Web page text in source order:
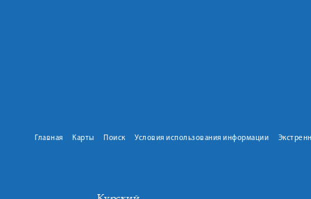
Главная Карты Поиск Условия использования информации